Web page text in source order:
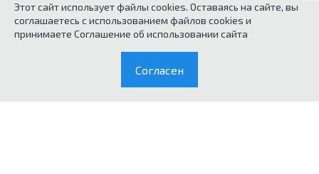
© 2026Каталог кухонного оборудования.
Политика конфиденциальных данных
Согласие на обработку персональных данных
Этот сайт использует файлы cookies. Оставаясь на сайте, вы
соглашаетесь с использованием файлов cookies и
принимаете Соглашение об использовании сайта
Согласен